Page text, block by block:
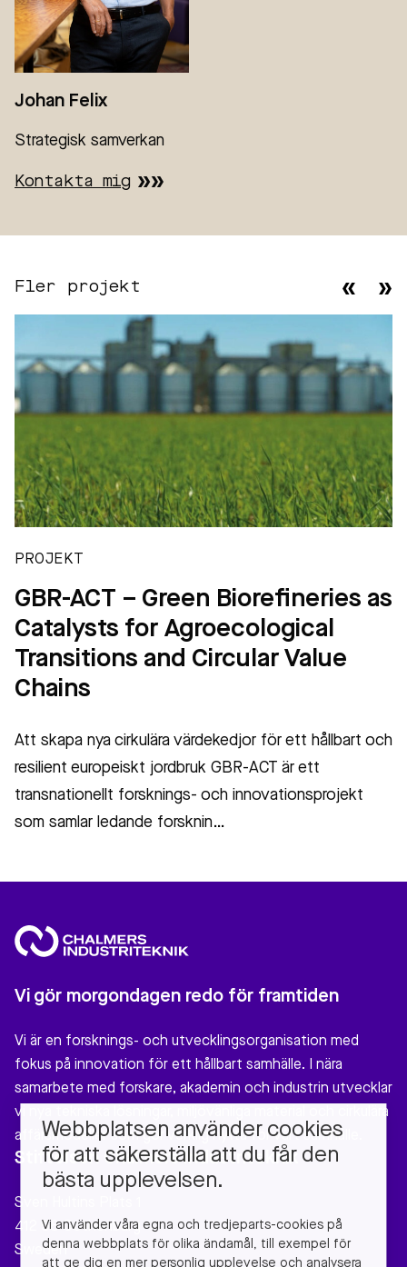
Johan Felix
Strategisk samverkan
Kontakta mig
Fler projekt
PROJEKT
GBR-ACT – Green Biorefineries as
Catalysts for Agroecological
Transitions and Circular Value
Chains
Att skapa nya cirkulära värdekedjor för ett hållbart och
resilient europeiskt jordbruk GBR-ACT är ett
transnationellt forsknings- och innovationsprojekt
som samlar ledande forsknin…
Vi gör morgondagen redo för framtiden
Vi är en forsknings- och utvecklingsorganisation med
fokus på innovation för ett hållbart samhälle. I nära
samarbete med forskare, akademin och industrin utvecklar
vi nya tekniska lösningar, miljövänliga material och cirkulära
affärsmodeller som gör verklig nytta för vårt samhälle.
Stiftelsen Chalmers Industriteknik
Sven Hultins Plats 1
412 58 Gothenburg
Sweden
Webbplatsen använder cookies
för att säkerställa att du får den
bästa upplevelsen.
Vi använder våra egna och tredjeparts-cookies på
denna webbplats för olika ändamål, till exempel för
att ge dig en mer personlig upplevelse och analysera